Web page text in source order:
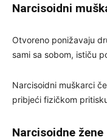
Narcisoidni
Otvoreno ponižavaju
sami sa sobom, ističu
Narcisoidni muškarci
pribjeći fizičkom
Narcisoidne žene